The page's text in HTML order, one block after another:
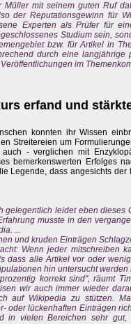
mit seinem guten Ruf
der Reputationsgewinn für
Experten als Prüfer für
Studium sein,
bzw. für Artikel in
durch eine langjährige
im
erfand und
konnten ihr Wissen
Streitereien um
- verglichen mit
bemerkenswerten Erfolges
Legende, dass angesichts
leidet eben dieses
musste in den
...
und kruden Einträgen
Wenn jeder mitschreiben
dass alle Artikel vor oder
hin untersucht werden
korrekt sind", räumt
wir auch immer wieder
auf Wikipedia zu stützen.
oder lückenhaften Einträgen
in vielen Bereichen sehr